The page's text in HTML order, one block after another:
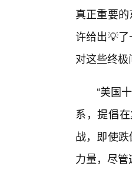
真正重要
许给出💡
对这些终极
“美国
系，提倡
战，即使
力量，尽管